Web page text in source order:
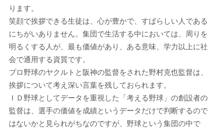
ります。
笑顔で挨拶できる生徒は、心が豊かで、すばらしい人である
にちがいありません。集団で生活する中においては、周りを
明るくする人が、最も価値があり、ある意味、学力以上に社
会で通用する資質です。
プロ野球のヤクルトと阪神の監督をされた野村克也監督は、
挨拶について考え深い言葉を残しておられます。
ＩＤ野球としてデータを重視した「考える野球」の創設者の
監督は、選手の価値を成績というデータだけで判断するので
はないかと見られがちなのですが、野球という集団の中で